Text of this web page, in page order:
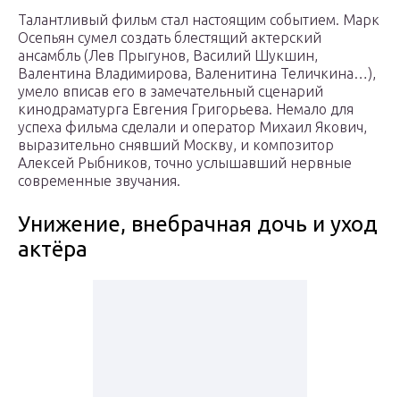
Талантливый фильм стал настоящим событием. Марк
Осепьян сумел создать блестящий актерский
ансамбль (Лев Прыгунов, Василий Шукшин,
Валентина Владимирова, Валенитина Теличкина…),
умело вписав его в замечательный сценарий
кинодраматурга Евгения Григорьева. Немало для
успеха фильма сделали и оператор Михаил Якович,
выразительно снявший Москву, и композитор
Алексей Рыбников, точно услышавший нервные
современные звучания.
Унижение, внебрачная дочь и уход
актёра